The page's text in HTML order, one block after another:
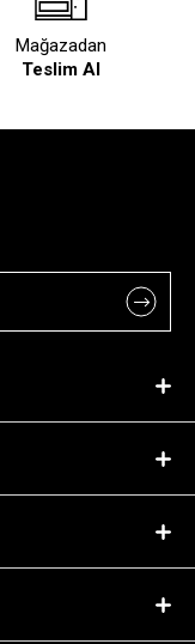
Mağazadan
Teslim Al